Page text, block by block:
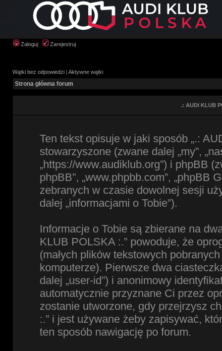
Zaloguj Zarejestruj
Wątki bez odpowiedzi | Aktywne wątki
Strona główna forum
.: AUDI KLUB
Ten tekst opisuje w jaki sposób „.:
stowarzyszone (zwane dalej „my”,
„https://www.audiklub.org”) i phpBB
phpBB”, „www.phpbb.com”, „phpBB
zebranych w czasie dowolnej sesji
dalej „informacjami o Tobie”).
Informacje o Tobie są zbierane na
KLUB POLSKA :.” powoduje, że
(małych plików tekstowych
komputerze). Pierwsze dwa
dalej „user-id”) i anonimowy
automatycznie przyznane Ci przez
zostanie utworzone, gdy przejrzysz
:.” i jest używane żeby zapisywać,
ten sposób nawigację po forum.